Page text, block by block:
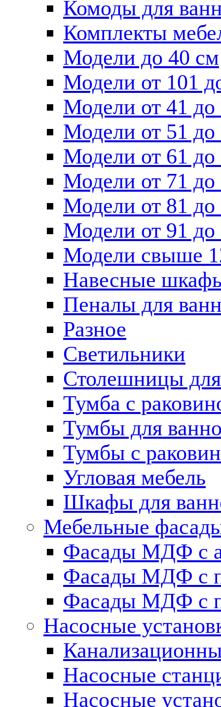
Комоды для
Комплекты
Модели до 40 см
Модели от 101
Модели от 41 до
Модели от 51 до
Модели от 61 до
Модели от 71 до
Модели от 81 до
Модели от 91 до
Модели свыше
Навесные
Пеналы для
Разное
Светильники
Столешницы
Тумба с
Тумбы для
Тумбы с
Угловая мебель
Шкафы для
Мебельные
Фасады МДФ c
Фасады МДФ с
Фасады МДФ с
Насосные
Насосные
Насосные